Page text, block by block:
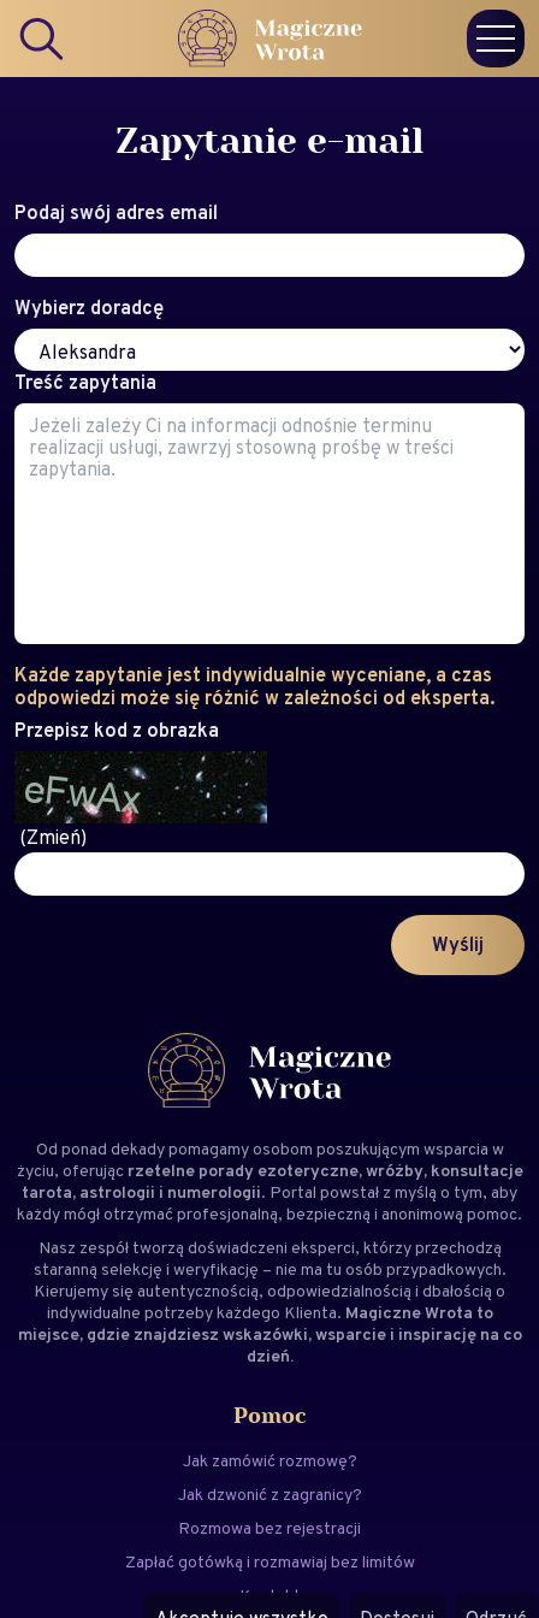
Zapytanie e-mail
Podaj swój adres email
Wybierz doradcę
Treść zapytania
Każde zapytanie jest indywidualnie wyceniane, a czas
odpowiedzi może się różnić w zależności od eksperta.
Przepisz kod z obrazka
(Zmień)
Od ponad dekady pomagamy osobom poszukującym wsparcia w
życiu, oferując rzetelne porady ezoteryczne, wróżby, konsultacje
tarota, astrologii i numerologii. Portal powstał z myślą o tym, aby
każdy mógł otrzymać profesjonalną, bezpieczną i anonimową pomoc.
Nasz zespół tworzą doświadczeni eksperci, którzy przechodzą
staranną selekcję i weryfikację – nie ma tu osób przypadkowych.
Kierujemy się autentycznością, odpowiedzialnością i dbałością o
indywidualne potrzeby każdego Klienta. Magiczne Wrota to
miejsce, gdzie znajdziesz wskazówki, wsparcie i inspirację na co
dzień.
Pomoc
Jak zamówić rozmowę?
Jak dzwonić z zagranicy?
Rozmowa bez rejestracji
Zapłać gotówką i rozmawiaj bez limitów
Kontakt